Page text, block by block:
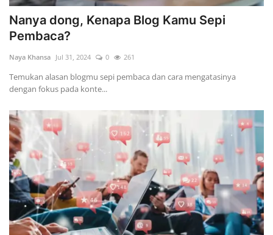
Nanya dong, Kenapa Blog Kamu Sepi
Pembaca?
Naya Khansa Jul 31, 2024 0 261
Temukan alasan blogmu sepi pembaca dan cara mengatasinya
dengan fokus pada konte...